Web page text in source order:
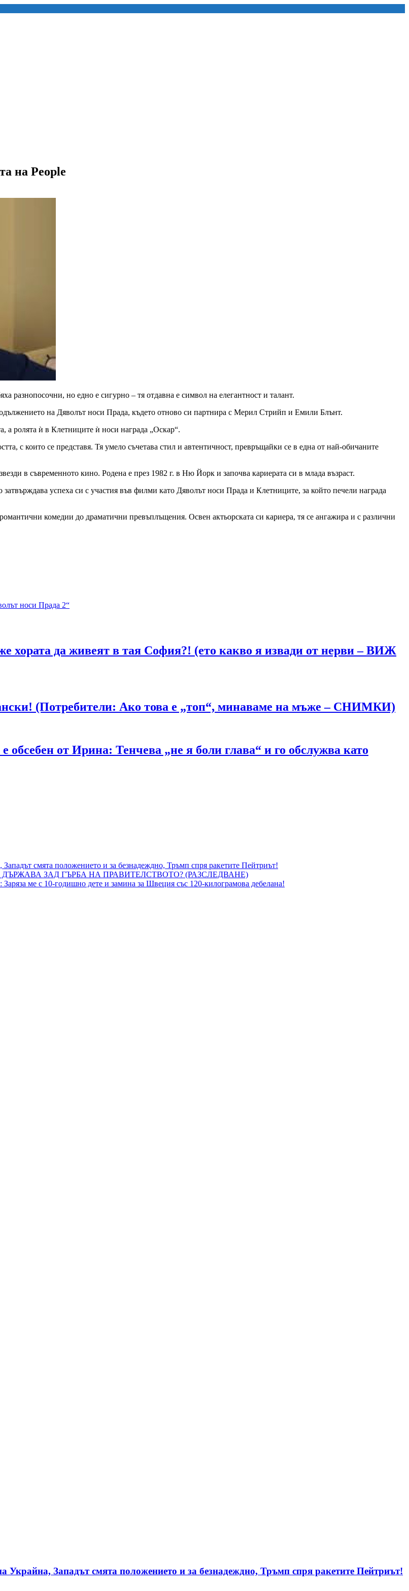
на People
разнопосочни, но едно е сигурно – тя отдавна е символ на елегантност и талант.
на Дяволът носи Прада, където отново си партнира с Мерил Стрийп и Емили Блънт.
ролята ѝ в Клетниците ѝ носи награда „Оскар“.
с които се представя. Тя умело съчетава стил и автентичност, превръщайки се в една от най-обичаните
в съвременното кино. Родена е през 1982 г. в Ню Йорк и започва кариерата си в млада възраст.
успеха си с участия във филми като Дяволът носи Прада и Клетниците, за който печели награда
комедии до драматични превъплъщения. Освен актьорската си кариера, тя се ангажира и с различни
носи Прада 2“
хората да живеят в тая София?! (ето какво я извади от нерви – ВИЖ
(Потребители: Ако това е „топ“, минаваме на мъже – СНИМКИ)
от Ирина: Тенчева „не я боли глава“ и го обслужва като
смята положението и за безнадеждно, Тръмп спря ракетите Пейтриът!
ЗАД ГЪРБА НА ПРАВИТЕЛСТВОТО? (РАЗСЛЕДВАНЕ)
ме с 10-годишно дете и замина за Швеция със 120-килограмова дебелана!
Западът смята положението и за безнадеждно, Тръмп спря ракетите Пейтриът!